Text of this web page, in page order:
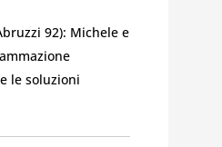
92): Michele e
le soluzioni